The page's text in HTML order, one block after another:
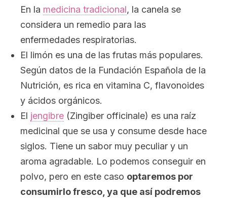
En la medicina tradicional, la canela se
considera un remedio para las
enfermedades respiratorias.
El limón es una de las frutas más populares.
Según datos de la Fundación Española de la
Nutrición, es rica en vitamina C, flavonoides
y ácidos orgánicos.
El jengibre (Zingiber officinale) es una raíz
medicinal que se usa y consume desde hace
siglos. Tiene un sabor muy peculiar y un
aroma agradable. Lo podemos conseguir en
polvo, pero en este caso optaremos por
consumirlo fresco, ya que así podremos